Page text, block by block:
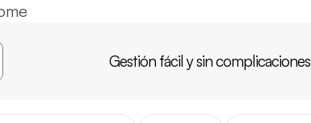
Gestión fácil y sin